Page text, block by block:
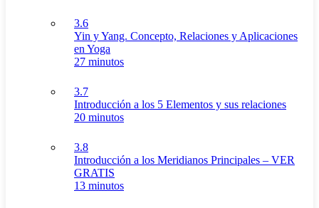
3.6
Yin y Yang. Concepto, Relaciones y Aplicaciones
en Yoga
27 minutos
3.7
Introducción a los 5 Elementos y sus relaciones
20 minutos
3.8
Introducción a los Meridianos Principales – VER
GRATIS
13 minutos